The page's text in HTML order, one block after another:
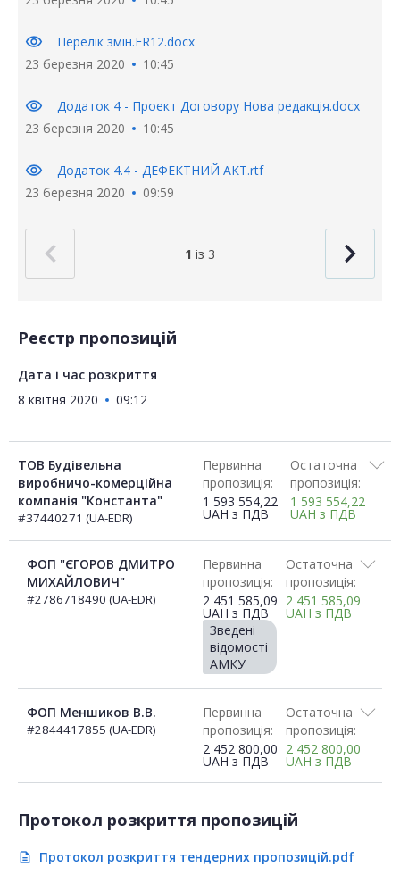
visibility
Перелік змін.FR12.docx
23 березня 2020
10:45
visibility
Додаток 4 - Проект Договору Нова редакція.docx
23 березня 2020
10:45
visibility
Додаток 4.4 - ДЕФЕКТНИЙ АКТ.rtf
23 березня 2020
09:59
1 із 3
Реєстр пропозицій
Дата і час розкриття
8 квітня 2020
09:12
ТОВ Будівельна
виробничо-комерційна
компанія "Константа"
#37440271 (UA-EDR)
Первинна
пропозиція:
1 593 554,22
UAH з ПДВ
Остаточна
пропозиція:
1 593 554,22
UAH з ПДВ
ФОП "ЄГОРОВ ДМИТРО
МИХАЙЛОВИЧ"
#2786718490 (UA-EDR)
Первинна
пропозиція:
2 451 585,09
UAH з ПДВ
Зведені
відомості
АМКУ
Остаточна
пропозиція:
2 451 585,09
UAH з ПДВ
ФОП Меншиков В.В.
#2844417855 (UA-EDR)
Первинна
пропозиція:
2 452 800,00
UAH з ПДВ
Остаточна
пропозиція:
2 452 800,00
UAH з ПДВ
Протокол розкриття пропозицій
description Протокол розкриття тендерних пропозицій.pdf